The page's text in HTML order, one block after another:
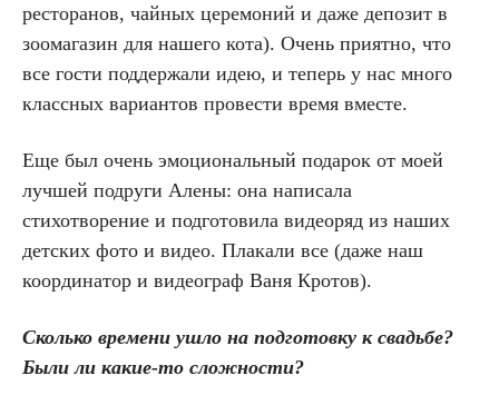
ресторанов, чайных церемоний и даже депозит в
зоомагазин для нашего кота). Очень приятно, что
все гости поддержали идею, и теперь у нас много
классных вариантов провести время вместе.
Еще был очень эмоциональный подарок от моей
лучшей подруги Алены: она написала
стихотворение и подготовила видеоряд из наших
детских фото и видео. Плакали все (даже наш
координатор и видеограф Ваня Кротов).
Сколько времени ушло на подготовку к свадьбе?
Были ли какие-то сложности?